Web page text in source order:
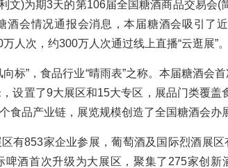
)为期3天的第106届全国糖酒商品交易会(
酒会情况通报会消息，本届糖酒会吸引了
人次，约300万人次通过线上直播“云逛展”。
”，食品行业“晴雨表”之称。本届糖酒会首
设置了9大展区和15大专区，展品门类覆盖
食品产业链，展览规模创造了全国糖酒会办
853家企业参展，葡萄酒及国际烈酒展区
酒首次升级为大展区，聚集了275家创新